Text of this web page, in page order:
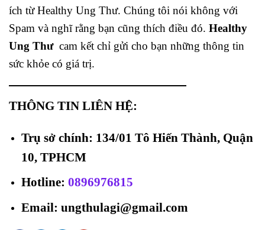
ích từ Healthy Ung Thư. Chúng tôi nói không với
Spam và nghĩ rằng bạn cũng thích điều đó. Healthy
Ung Thư cam kết chỉ gửi cho bạn những thông tin
sức khỏe có giá trị.
THÔNG TIN LIÊN HỆ:
Trụ sở chính: 134/01 Tô Hiến Thành, Quận
10, TPHCM
Hotline: 0896976815
Email: ungthulagi@gmail.com